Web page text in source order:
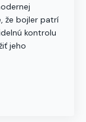
že bojler patrí
kontrolu
jeho